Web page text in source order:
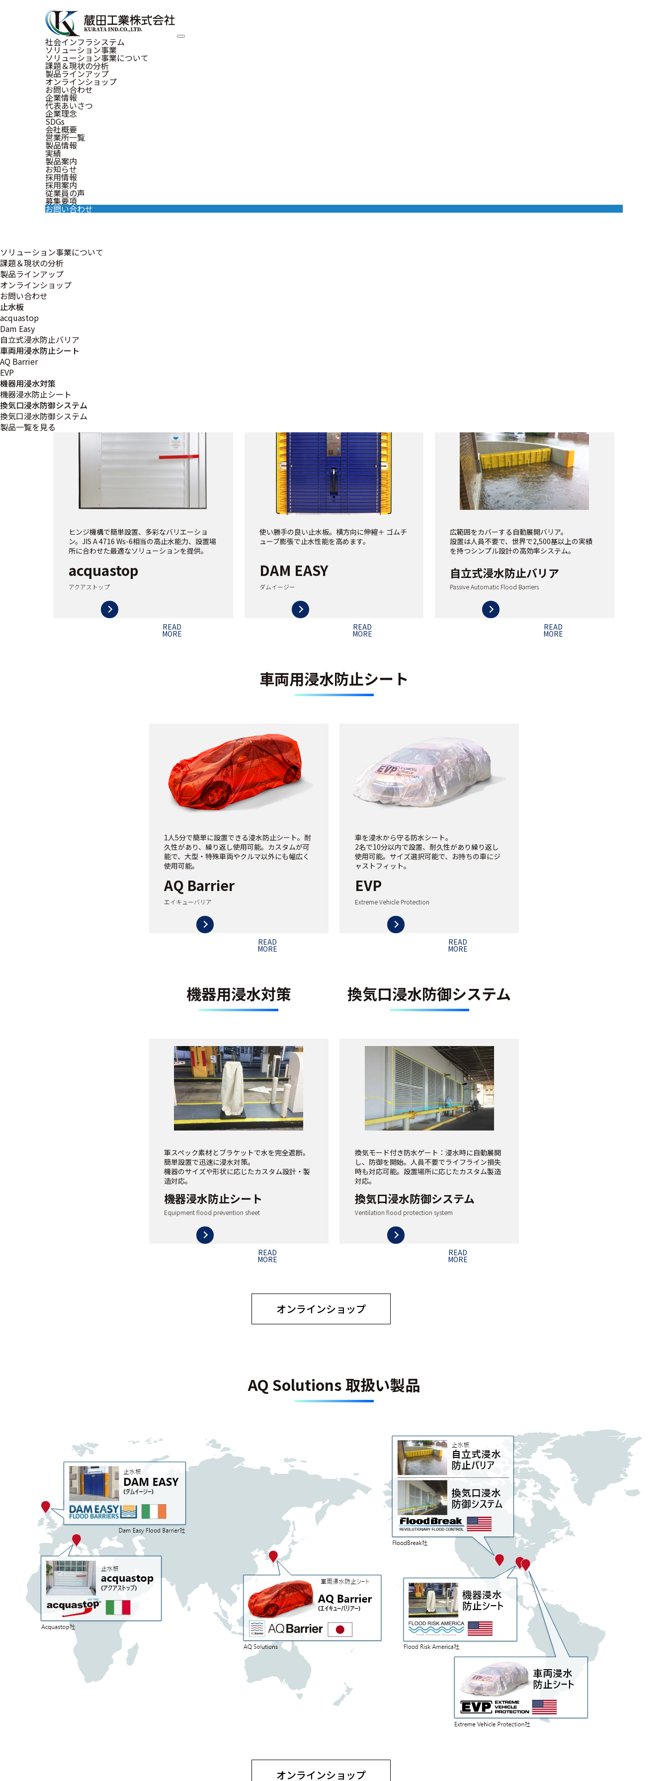
社会インフラシステム
ソリューション事業
ソリューション事業について
課題＆現状の分析
製品ラインアップ
オンラインショップ
お問い合わせ
企業情報
代表あいさつ
企業理念
SDGs
会社概要
営業所一覧
製品情報
実績
製品案内
お知らせ
採用情報
採用案内
従業員の声
募集要項
お問い合わせ
ソリューション事業について
課題＆現状の分析
製品ラインアップ
オンラインショップ
お問い合わせ
止水板
acquastop
Dam Easy
自立式浸水防止バリア
車両用浸水防止シート
AQ Barrier
EVP
機器用浸水対策
機器浸水防止シート
換気口浸水防御システム
換気口浸水防御システム
製品一覧を見る
ヒンジ機構で簡単設置、多彩なバリエーショ
ン。JIS A 4716 Ws-6相当の高止水能力、設置場
所に合わせた最適なソリューションを提供。
acquastop
アクアストップ
READ
MORE
使い勝手の良い止水板。横方向に伸縮＋ ゴムチ
ューブ膨張で止水性能を高めます。
DAM EASY
ダムイージー
READ
MORE
広範囲をカバーする自動展開バリア。
設置は人員不要で、世界で2,500基以上の実績
を持つシンプル設計の高効率システム。
自立式浸水防止バリア
Passive Automatic Flood Barriers
READ
MORE
車両用浸水防止シート
1人5分で簡単に設置できる浸水防止シート。耐
久性があり、繰り返し使用可能。カスタムが可
能で、大型・特殊車両やクルマ以外にも幅広く
使用可能。
AQ Barrier
エイキューバリア
READ
MORE
車を浸水から守る防水シート。
2名で10分以内で設置、耐久性があり繰り返し
使用可能。サイズ選択可能で、お持ちの車にジ
ャストフィット。
EVP
Extreme Vehicle Protection
READ
MORE
機器用浸水対策
軍スペック素材とブラケットで水を完全遮断。
簡単設置で迅速に浸水対策。
機器のサイズや形状に応じたカスタム設計・製
造対応。
機器浸水防止シート
Equipment flood prevention sheet
READ
MORE
換気口浸水防御システム
換気モード付き防水ゲート：浸水時に自動展開
し、防御を開始。人員不要でライフライン損失
時も対応可能。設置場所に応じたカスタム製造
対応。
換気口浸水防御システム
Ventilation flood protection system
READ
MORE
オンラインショップ
AQ Solutions 取扱い製品
オンラインショップ